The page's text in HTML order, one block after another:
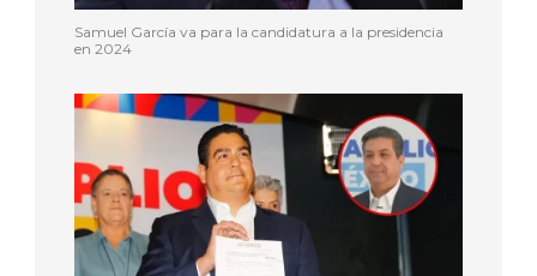
Samuel García va para la candidatura a la presidencia
en 2024